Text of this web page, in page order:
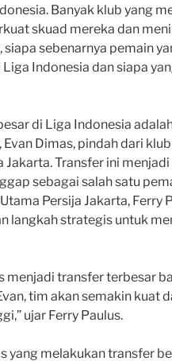
Banyak klub yang
skuad mereka dan
sebenarnya pemain
Indonesia dan siapa
di Liga Indonesia
Dimas, pindah dari klub
Jakarta. Transfer ini
sebagai salah satu
Persija Jakarta, Ferry
langkah strategis untuk
menjadi transfer terbesar
tim akan semakin kuat
ujar Ferry Paulus.
yang melakukan transfer